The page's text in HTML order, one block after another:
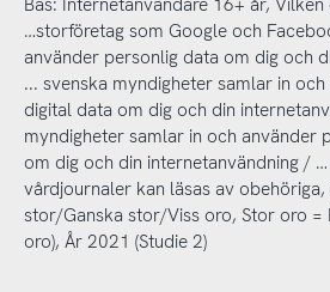
…storföretag som Google och
använder personlig data om dig och
... svenska myndigheter samlar in
digital data om dig och din
myndigheter samlar in och använder
om dig och din internetanvändning /
vårdjournaler kan läsas av
stor/Ganska stor/Viss oro, Stor oro
oro), År 2021 (Studie 2)